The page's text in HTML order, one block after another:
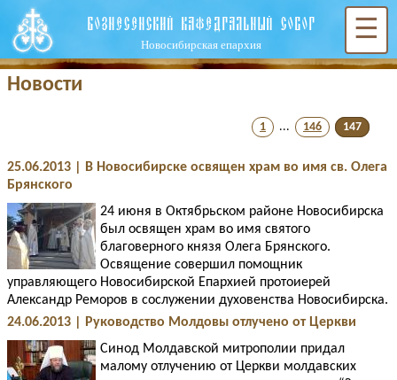
ВОЗНЕСЕНСКИЙ КАФЕДРАЛЬНЫЙ СОБОР
Новосибирская епархия ☰
Новости
1 ... 146 147
25.06.2013 | В Новосибирске освящен храм во имя св. Олега
Брянского
24 июня в Октябрьском районе Новосибирска
был освящен храм во имя святого
благоверного князя Олега Брянского.
Освящение совершил помощник
управляющего Новосибирской Епархией протоиерей
Александр Реморов в сослужении духовенства Новосибирска.
24.06.2013 | Руководство Молдовы отлучено от Церкви
Синод Молдавской митрополии придал
малому отлучению от Церкви молдавских